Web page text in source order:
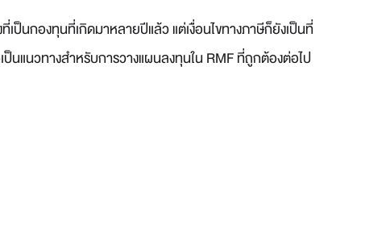
ป็นกองทุนที่เกิดมาหลายปีแล้ว แต่เงื่อนไขทางภาษีก็ยังเป็นที่
แนวทางสำหรับการวางแผนลงทุนใน RMF ที่ถูกต้องต่อไป